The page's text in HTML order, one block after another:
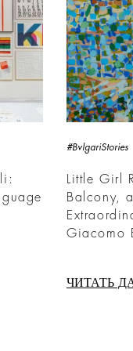
#BvlgariStories
Little Girl
Balcony,
Giacomo
ЧИТАТЬ